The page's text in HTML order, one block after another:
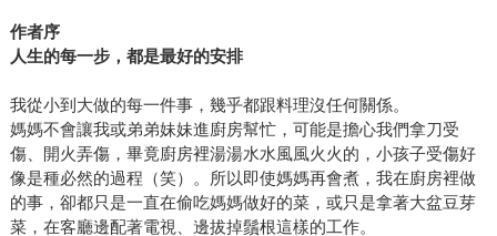
作者序
人生的每一步，都是最好的安排
我從小到大做的每一件事，幾乎都跟料理沒任何關係。
媽媽不會讓我或弟弟妹妹進廚房幫忙，可能是擔心我們拿刀受
傷、開火弄傷，畢竟廚房裡湯湯水水風風火火的，小孩子受傷好
像是種必然的過程（笑）。所以即使媽媽再會煮，我在廚房裡做
的事，卻都只是一直在偷吃媽媽做好的菜，或只是拿著大盆豆芽
菜，在客廳邊配著電視、邊拔掉鬚根這樣的工作。